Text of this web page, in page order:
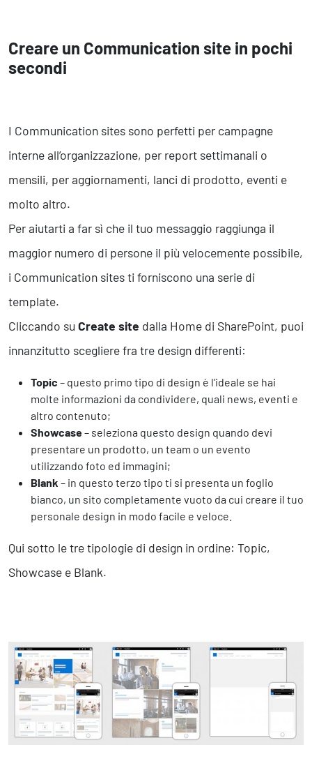
Creare un Communication site in pochi
secondi
I Communication sites sono perfetti per campagne
interne all’organizzazione, per report settimanali o
mensili, per aggiornamenti, lanci di prodotto, eventi e
molto altro.
Per aiutarti a far sì che il tuo messaggio raggiunga il
maggior numero di persone il più velocemente possibile,
i Communication sites ti forniscono una serie di
template.
Cliccando su Create site dalla Home di SharePoint, puoi
innanzitutto scegliere fra tre design differenti:
Topic – questo primo tipo di design è l’ideale se hai
molte informazioni da condividere, quali news, eventi e
altro contenuto;
Showcase– seleziona questo design quando devi
presentare un prodotto, un team o un evento
utilizzando foto ed immagini;
Blank – in questo terzo tipo ti si presenta un foglio
bianco, un sito completamente vuoto da cui creare il tuo
personale design in modo facile e veloce.
Qui sotto le tre tipologie di design in ordine: Topic,
Showcase e Blank.